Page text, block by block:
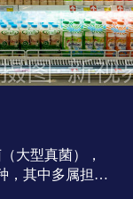
大型真菌），
，其中多属担子